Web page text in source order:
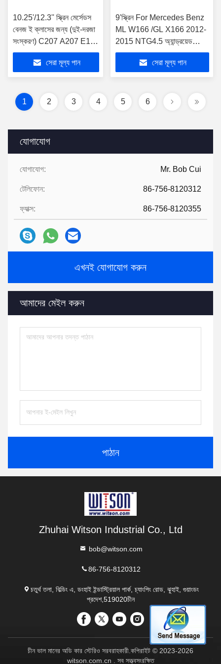
যোগাযোগ
যোগাযোগ: Mr. Bob Cui
টেলিফোন: 86-756-8120312
ফ্যাক্স: 86-756-8120355
এখনই যোগাযোগ করুন
আমাদের মেইল ​​করুন
পাঠান
10.25'/12.3'' স্ক্রিন মের্সেডস
বেনজ ই ক্লাসের জন্য (দুই-দরজা
সংস্করণ) C207 A207 E180
E200 E260 E300 E320
E350 E400 E500 E550
E63AMG 2015-2016
প্লেয়ার
সেরা মূল্য পান
9'স্ক্রিন For Mercedes Benz
ML W166 /GL X166 2012-
2015 NTG4.5 অ্যান্ড্রয়েড
মাল্টিমিডিয়া প্লেয়ার
সেরা মূল্য পান
1 2 3 4 5 6
Zhuhai Witson Industrial Co., Ltd
bob@witson.com
86-756-8120312
চতুর্থ তলা, বিল্ডিং এ, ডংহাই ইন্ডাস্ট্রিয়াল পার্ক, চ্যাংপিং রোড, ঝুহাই, গুয়াংডং
প্রদেশ,519020চীন
চীন ভাল মানের অডি কার স্টেরিও সরবরাহকারী.কপিরাইট © 2023-2026
witson.com.cn . সব সত্ত্বসংরক্ষিত